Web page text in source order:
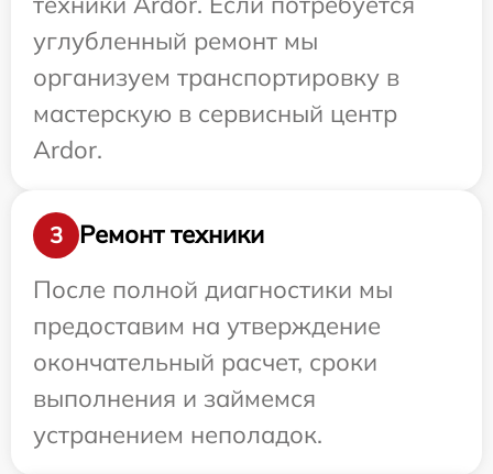
углубленный ремонт мы
организуем транспортировку в
мастерскую в сервисный центр
Ardor.
3
Ремонт техники
После полной диагностики мы
предоставим на утверждение
окончательный расчет, сроки
выполнения и займемся
устранением неполадок.